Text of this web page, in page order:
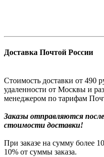
Доставка Почтой России
Стоимость доставки от 490
удаленности от Москвы и
менеджером по тарифам
Заказы отправляются
стоимости доставки!
При заказе на сумму более
10% от суммы заказа.